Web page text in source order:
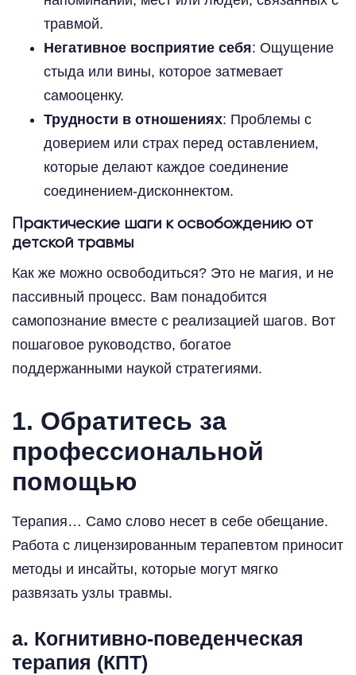
травмой.
Негативное восприятие себя: Ощущение
стыда или вины, которое затмевает
самооценку.
Трудности в отношениях: Проблемы с
доверием или страх перед оставлением,
которые делают каждое соединение
соединением-дисконнектом.
Практические шаги к освобождению от
детской травмы
Как же можно освободиться? Это не магия, и не
пассивный процесс. Вам понадобится
самопознание вместе с реализацией шагов. Вот
пошаговое руководство, богатое
поддержанными наукой стратегиями.
1. Обратитесь за
профессиональной
помощью
Терапия… Само слово несет в себе обещание.
Работа с лицензированным терапевтом приносит
методы и инсайты, которые могут мягко
развязать узлы травмы.
a. Когнитивно-поведенческая
терапия (КПТ)